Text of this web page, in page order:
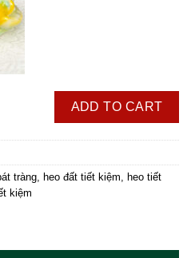
Đựng Tiền Gốm Bát Tràng
ADD TO CART
tràng heo đất tiết kiệm
heo tiết
kiệm